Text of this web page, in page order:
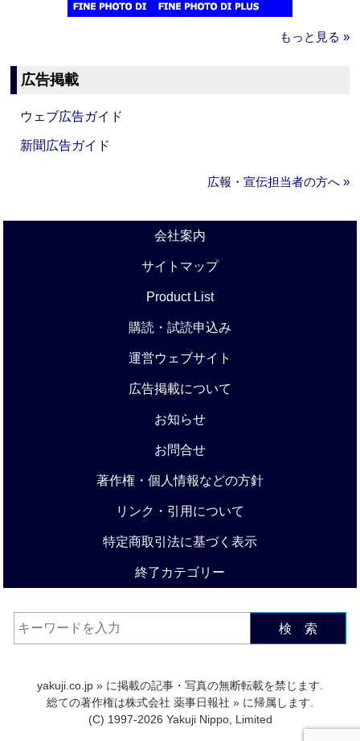
もっと見る »
広告掲載
ウェブ広告ガイド
新聞広告ガイド
広報・宣伝担当者の方へ »
会社案内
サイトマップ
Product List
購読・試読申込み
運営ウェブサイト
広告掲載について
お知らせ
お問合せ
著作権・個人情報などの方針
リンク・引用について
特定商取引法に基づく表示
終了カテゴリー
検 索
yakuji.co.jp » に掲載の記事・写真の無断転載を禁じます.
総ての著作権は株式会社 薬事日報社 » に帰属します.
(C) 1997-2026 Yakuji Nippo, Limited